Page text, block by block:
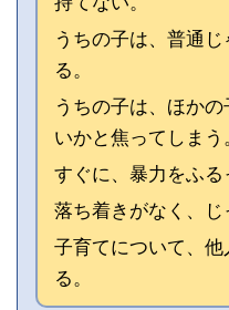
うちの子は、普通
る。
うちの子は、ほか
いかと焦ってしまう
すぐに、暴力をふる
落ち着きがなく、じ
子育てについて、
る。